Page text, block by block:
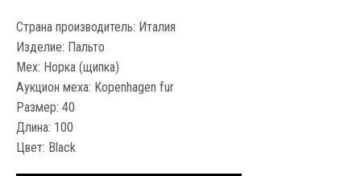
Страна производитель: Италия
Изделие: Пальто
Мех: Норка (щипка)
Аукцион меха: Kopenhagen fur
Размер: 40
Длина: 100
Цвет: Black